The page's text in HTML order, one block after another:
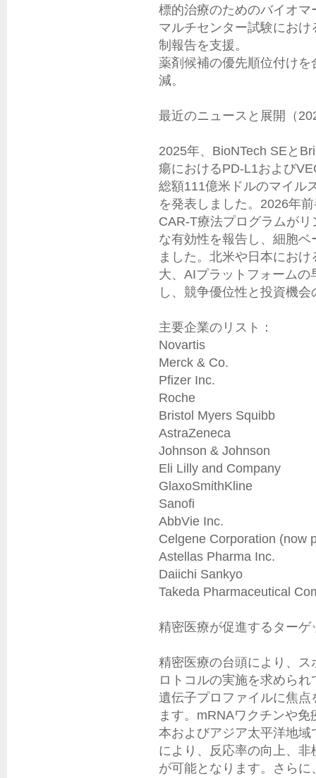
標的治療のためのバイオ
マルチセンター試験にお
制報告を支援。
薬剤候補の優先順位付け
減。
最近のニュースと展開（
2025年、BioNTech SEと
瘍におけるPD-L1および
総額111億米ドルのマイル
を発表しました。2026年
CAR-T療法プログラムが
な有効性を報告し、細胞
ました。北米や日本にお
大、AIプラットフォーム
し、競争優位性と投資機
主要企業のリスト：
Novartis
Merck & Co.
Pfizer Inc.
Roche
Bristol Myers Squibb
AstraZeneca
Johnson & Johnson
Eli Lilly and Company
GlaxoSmithKline
Sanofi
AbbVie Inc.
Celgene Corporation (now
Astellas Pharma Inc.
Daiichi Sankyo
Takeda Pharmaceutical
精密医療が促進するターゲ
精密医療の台頭により、
ロトコルの実施を求めら
遺伝子プロファイルに焦
ます。mRNAワクチンや
本およびアジア太平洋地
により、反応率の向上、
が可能となります。さら